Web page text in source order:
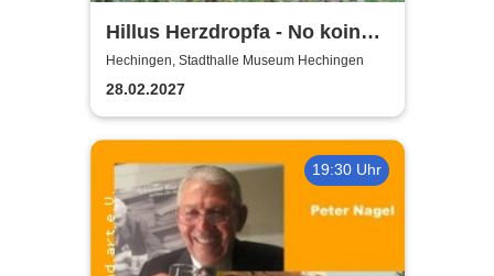
Hillus Herzdropfa - No koin
Domma an Deixl!
Hechingen, Stadthalle Museum Hechingen
28.02.2027
19:30 Uhr